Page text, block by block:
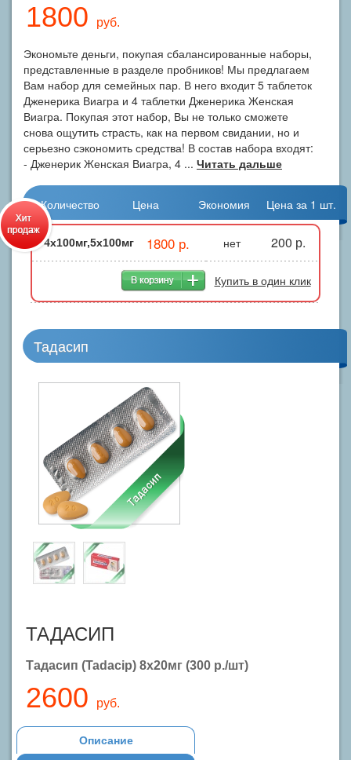
1800 руб.
Экономьте деньги, покупая сбалансированные наборы,
представленные в разделе пробников! Мы предлагаем
Вам набор для семейных пар. В него входит 5 таблеток
Дженерика Виагра и 4 таблетки Дженерика Женская
Виагра. Покупая этот набор, Вы не только сможете
снова ощутить страсть, как на первом свидании, но и
серьезно сэкономить средства! В состав набора входят:
- Дженерик Женская Виагра, 4 ... Читать дальше
Количество Цена Экономия Цена за 1 шт.
4x100мг,5x100мг 1800 р. нет 200 р.
Купить в один клик
Тадасип
ТАДАСИП
Тадасип (Tadacip) 8х20мг (300 р./шт)
2600 руб.
Описание